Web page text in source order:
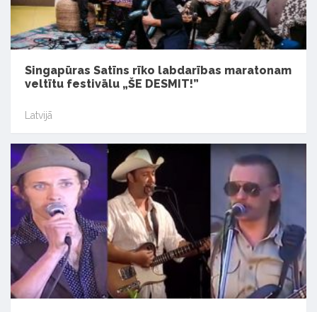
Singapūras Satīns rīko labdarības maratonam
veltītu festivālu „ŠE DESMIT!”
Latvijā